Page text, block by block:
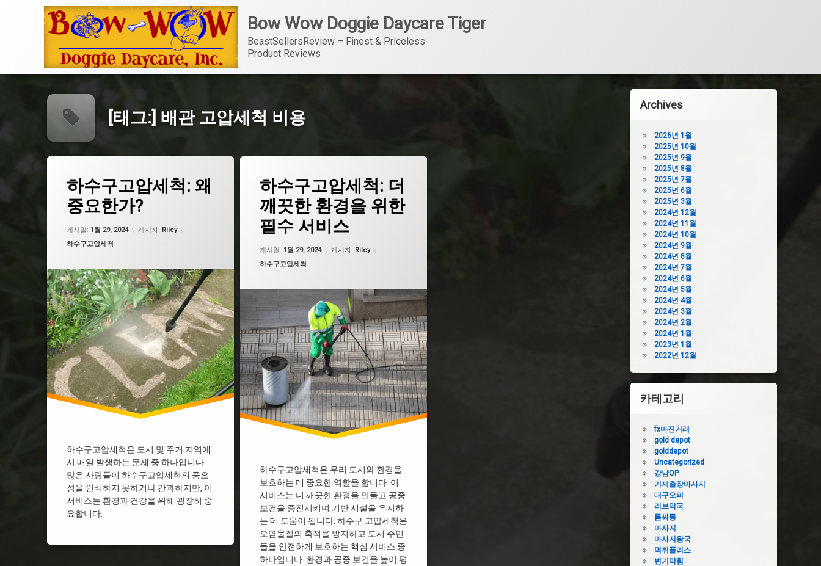
Bow Wow Doggie Daycare Tiger
BeastSellersReview – Finest & Priceless
Product Reviews
[태그:] 배관 고압세척 비용
하수구고압세척: 왜
중요한가?
게시일: 1월 29, 2024
업데이트 날짜:
게시자: Riley
카테고리:
하수구고압세척
하수구고압세척은 도시 및 주거 지역에
서 매일 발생하는 문제 중 하나입니다.
많은 사람들이 하수구고압세척의 중요
성을 인식하지 못하거나 간과하지만, 이
서비스는 환경과 건강을 위해 굉장히 중
요합니다.
배관 고압세척 비용
하수구 고압세척 비용
하수구 고압세척기
하수구 고압세척기 가격
하수구고압세척: 더
깨끗한 환경을 위한
필수 서비스
게시일: 1월 29, 2024
업데이트 날짜:
게시자: Riley
카테고리:
하수구고압세척
하수구고압세척은 우리 도시와 환경을
보호하는 데 중요한 역할을 합니다. 이
서비스는 더 깨끗한 환경을 만들고 공중
보건을 증진시키며 기반 시설을 유지하
는 데 도움이 됩니다. 하수구 고압세척은
오염물질의 축적을 방지하고 도시 주민
들을 안전하게 보호하는 핵심 서비스 중
하나입니다. 환경과 공중 보건을 높이 평
배관 고압세척 비용
하수구 고압세척 비용
하수구 고압세척기
하수구 고압세척기 가격
Archives
2026년 1월
2025년 10월
2025년 9월
2025년 8월
2025년 7월
2025년 6월
2025년 3월
2024년 12월
2024년 11월
2024년 10월
2024년 9월
2024년 8월
2024년 7월
2024년 6월
2024년 5월
2024년 4월
2024년 3월
2024년 2월
2024년 1월
2023년 1월
2022년 12월
카테고리
fx마진거래
gold depot
golddepot
Uncategorized
강남OP
거제출장마사지
대구오피
러브약국
룸싸롱
마사지
마사지왕국
먹튀폴리스
변기막힘